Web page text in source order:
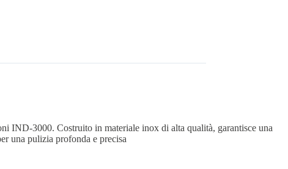
IND-3000. Costruito in materiale inox di alta qualità, garantisce una
una pulizia profonda e precisa